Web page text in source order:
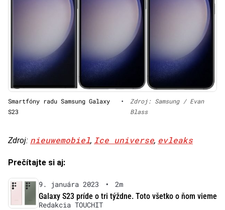
Smartfóny radu Samsung Galaxy
S23
•
Zdroj: Samsung / Evan
Blass
Zdroj: nieuwemobiel, Ice universe, evleaks
Prečítajte si aj:
9. januára 2023 •
2m
Galaxy S23 príde o tri týždne. Toto všetko o ňom vieme
Redakcia TOUCHIT